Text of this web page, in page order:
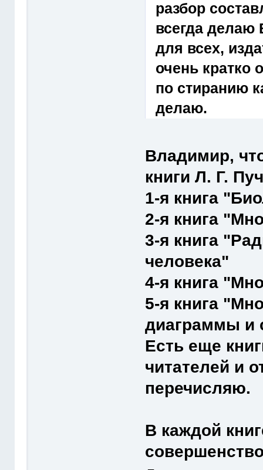
разбор
всегда делаю
для всех,
очень кратко
по стиранию
делаю.
Владимир,
книги Л. Г.
1-я книга
2-я книга
3-я книга
человека"
4-я книга
5-я книга
диаграммы и
Есть еще
читателей и
перечисляю.
В каждой